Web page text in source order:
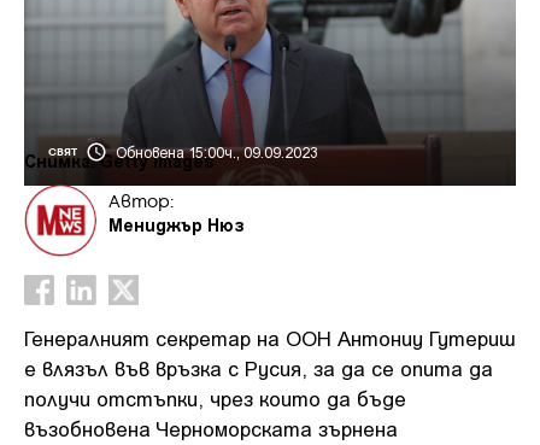
СВЯТ Обновена 15:00ч., 09.09.2023
Снимка: Getty Images
Автор:
Мениджър Нюз
Генералният секретар на ООН Антониу Гутериш
е влязъл във връзка с Русия, за да се опита да
получи отстъпки, чрез които да бъде
възобновена Черноморската зърнена